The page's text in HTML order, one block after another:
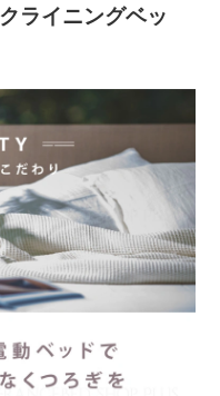
ライニングベッ